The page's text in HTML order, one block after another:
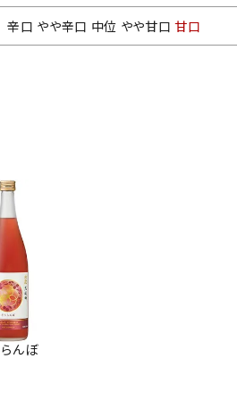
辛口 やや辛口 中位 やや甘口甘口
んぼ